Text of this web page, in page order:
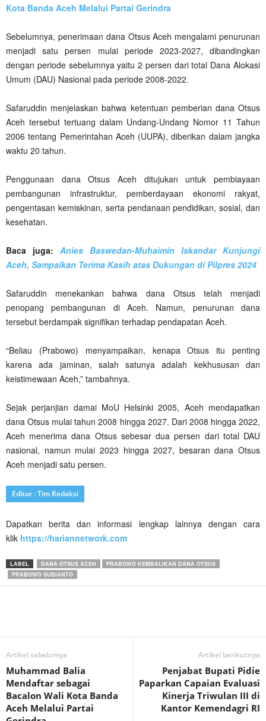
Kota Banda Aceh Melalui Partai Gerindra
Sebelumnya, penerimaan dana Otsus Aceh mengalami penurunan
menjadi satu persen mulai periode 2023-2027, dibandingkan
dengan periode sebelumnya yaitu 2 persen dari total Dana Alokasi
Umum (DAU) Nasional pada periode 2008-2022.
Safaruddin menjelaskan bahwa ketentuan pemberian dana Otsus
Aceh tersebut tertuang dalam Undang-Undang Nomor 11 Tahun
2006 tentang Pemerintahan Aceh (UUPA), diberikan dalam jangka
waktu 20 tahun.
Penggunaan dana Otsus Aceh ditujukan untuk pembiayaan
pembangunan infrastruktur, pemberdayaan ekonomi rakyat,
pengentasan kemiskinan, serta pendanaan pendidikan, sosial, dan
kesehatan.
Baca juga: Anies Baswedan-Muhaimin Iskandar Kunjungi
Aceh, Sampaikan Terima Kasih atas Dukungan di Pilpres 2024
Safaruddin menekankan bahwa dana Otsus telah menjadi
penopang pembangunan di Aceh. Namun, penurunan dana
tersebut berdampak signifikan terhadap pendapatan Aceh.
“Beliau (Prabowo) menyampaikan, kenapa Otsus itu penting
karena ada jaminan, salah satunya adalah kekhususan dan
keistimewaan Aceh,” tambahnya.
Sejak perjanjian damai MoU Helsinki 2005, Aceh mendapatkan
dana Otsus mulai tahun 2008 hingga 2027. Dari 2008 hingga 2022,
Aceh menerima dana Otsus sebesar dua persen dari total DAU
nasional, namun mulai 2023 hingga 2027, besaran dana Otsus
Aceh menjadi satu persen.
Editor : Tim Redaksi
Dapatkan berita dan informasi lengkap lainnya dengan cara
klik https://hariannetwork.com
LABEL DANA OTSUS ACEH
PRABOWO KEMBALIKAN DANA OTSUS
PRABOWO SUBIANTO
Artikel sebelumya
Muhammad Balia
Mendaftar sebagai
Bacalon Wali Kota Banda
Aceh Melalui Partai
Artikel berikutnya
Penjabat Bupati Pidie
Paparkan Capaian Evaluasi
Kinerja Triwulan III di
Kantor Kemendagri RI